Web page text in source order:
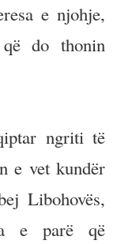
e njohje,
do thonin
ngriti të
e vet kundër
Libohovës,
e parë që